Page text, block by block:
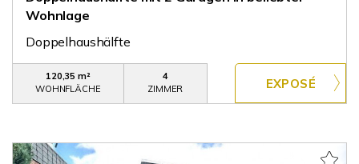
Wohnlage
Doppelhaushälfte
120,35 m²
WOHNFLÄCHE
4
ZIMMER